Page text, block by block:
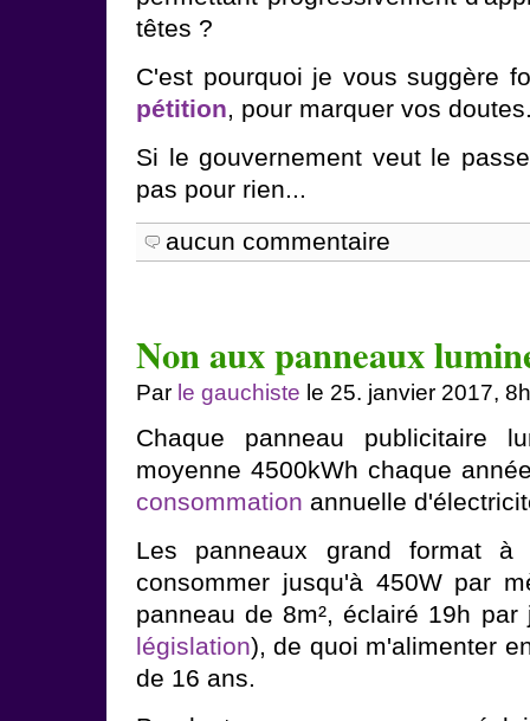
têtes ?
C'est pourquoi je vous suggère
pétition, pour marquer vos
Si le gouvernement veut le
pas pour rien...
aucun commentaire
Non aux panneaux
Par le gauchiste le 25. janvier 2017,
Chaque panneau publicitaire
moyenne 4500kWh chaque
consommation annuelle
Les panneaux grand format
consommer jusqu'à 450W par
panneau de 8m², éclairé 19h par
législation), de quoi m'alimenter
de 16 ans.